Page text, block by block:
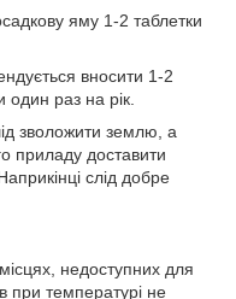
яму 1-2 таблетки
вносити 1-2
один раз на рік.
зволожити землю, а
приладу доставити
слід добре
недоступних для
при температурі не